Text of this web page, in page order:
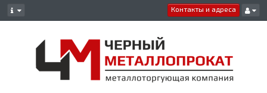
Контакты и адреса